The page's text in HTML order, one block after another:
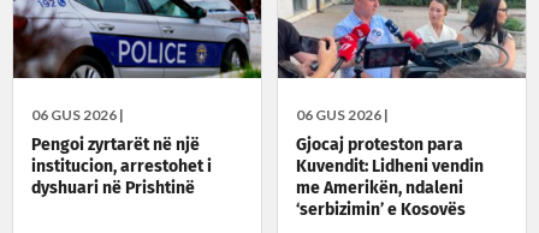
06 GUS 2026 |
Pengoi zyrtarët në një
institucion, arrestohet i
dyshuari në Prishtinë
06 GUS 2026 |
Gjocaj proteston para
Kuvendit: Lidheni vendin
me Amerikën, ndaleni
‘serbizimin’ e Kosovës